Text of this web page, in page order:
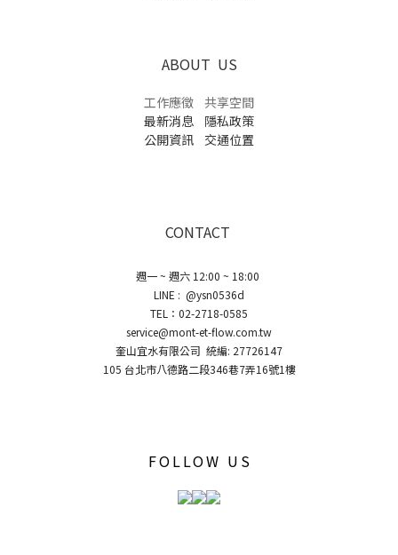
ABOUT US
工作應徵 共享空間
最新消息
隱私政策
公開資訊
交通位置
CONTACT
週一 ~ 週六 12:00 ~ 18:00
LINE : @ysn0536d
TEL：02-2718-0585
service@mont-et-flow.com.tw
奎山宜水有限公司 統編: 27726147
105 台北市八德路二段346巷7弄16號1樓
FOLLOW US